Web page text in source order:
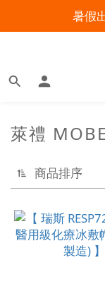
暑假
萊禮
商品排序